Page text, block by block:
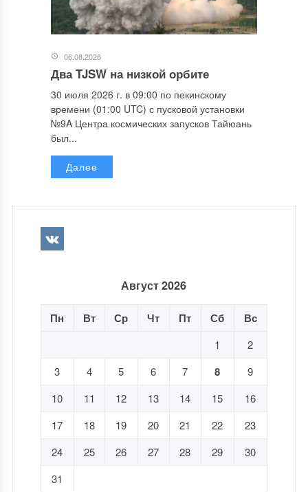
06.08.2026
Два TJSW на низкой орбите
30 июля 2026 г. в 09:00 по пекинскому
времени (01:00 UTC) с пусковой установки
№9A Центра космических запусков Тайюань
был...
Далее
Август 2026
Пн Вт Ср Чт Пт Сб Вс
1
2
3
4 5 6 7 8
9
10
11 12 13 14 15
16
17
18 19 20 21 22
23
24
25 26 27 28 29
30
31